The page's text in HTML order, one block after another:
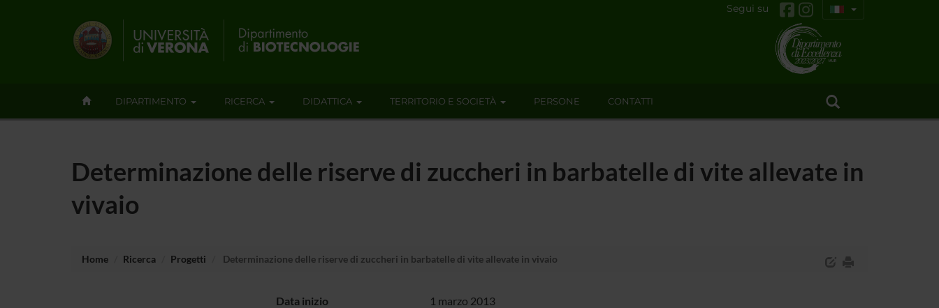
Segui su
DIPARTIMENTO RICERCA DIDATTICA TERRITORIO E SOCIETÀ PERSONE CONTATTI
Determinazione delle riserve di zuccheri in barbatelle di vite allevate in
vivaio
Home Ricerca Progetti Determinazione delle riserve di zuccheri in barbatelle di vite allevate in vivaio
Data inizio
1 marzo 2013